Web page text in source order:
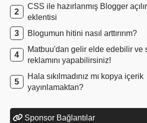
CSS ile hazırlanmış Blogger
eklentisi
Blogumun hitini nasıl arttırırım?
Matbuu'dan gelir elde edebilir ve
reklamını yapabilirsiniz!
Hala sıkılmadınız mı kopya içerik
yayınlamaktan?
Sponsor Bağlantılar